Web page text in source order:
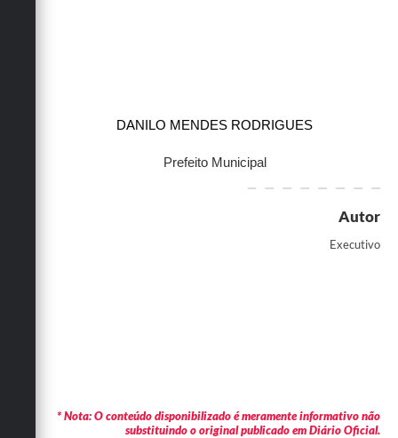
DANILO MENDES RODRIGUES
Prefeito Municipal
Autor
Executivo
* Nota: O conteúdo disponibilizado é meramente informativo não
substituindo o original publicado em Diário Oficial.